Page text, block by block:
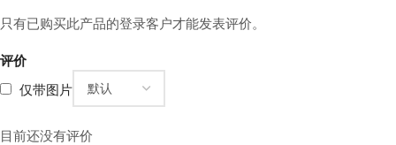
评价
仅带图片
目前还没有评价
只有已购买此产品的登录客户才能发表评价。